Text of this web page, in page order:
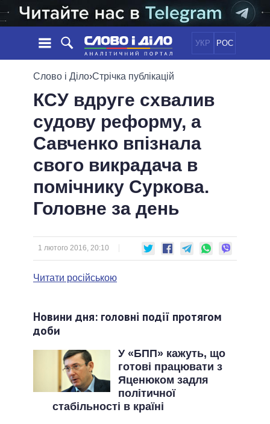
УКР РОС
НОВИНИ
СТРІЧКА
ПОДІЇ
СТАТТІ
ОГЛЯДИ
ДАЙДЖЕСТИ
ПОЛІТИКА
ЕКОНОМІКА
СУСПІЛЬСТВО
ОБIЦЯНКИ
ПОЛIТИКИ
ПРЕЗИДЕНТ І ОФІС
ВЕРХОВНА РАДА
КАБІНЕТ МІНІСТРІВ
МЕРИ МІСТ
ВСІ ПЕРСОНИ
ВІДЕО
ПІДТРИМАТИ
ПОРІВНЯННЯ ПОЛІТИКІВ
Слово і Діло›Стрічка публікацій
КСУ вдруге схвалив
судову реформу, а
Савченко впізнала
свого викрадача в
помічнику Суркова.
Головне за день
1 лютого 2016, 20:10
Читати російською
Новини дня: головні події протягом
доби
У «БПП» кажуть, що
готові працювати з
Яценюком задля
політичної
стабільності в країні